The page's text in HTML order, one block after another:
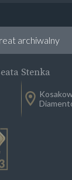
archiwalny
Stenka